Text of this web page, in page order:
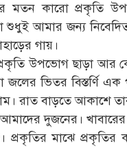
মতন কারো প্রকৃতি
শুধুই আমার জন্য
গায়।
উপভোগ ছাড়া আর
জলের ভিতর বিস্তর্ণি
রাত বাড়তে আকাশে
আমাদের দুজনের।
প্রকৃতির মাঝে